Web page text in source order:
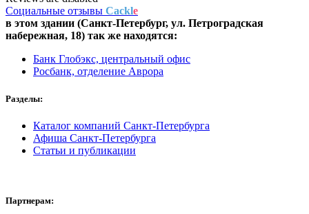
Социальные отзывы Cackle
в этом здании (Санкт-Петербург, ул. Петроградская
набережная, 18) так же находятся:
Банк Глобэкс, центральный офис
Росбанк, отделение Аврора
Разделы:
Каталог компаний Санкт-Петербурга
Афиша Санкт-Петербурга
Статьи и публикации
Партнерам: